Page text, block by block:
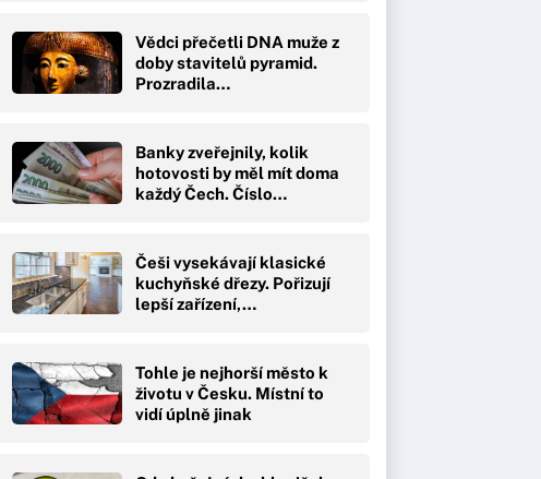
Vědci přečetli DNA muže z
doby stavitelů pyramid.
Prozradila…
Banky zveřejnily, kolik
hotovosti by měl mít doma
každý Čech. Číslo…
Češi vysekávají klasické
kuchyňské dřezy. Pořizují
lepší zařízení,…
Tohle je nejhorší město k
životu v Česku. Místní to
vidí úplně jinak